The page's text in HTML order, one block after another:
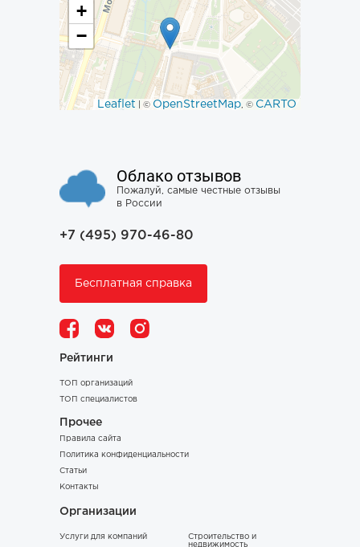
+
−
Leaflet | © OpenStreetMap, © CARTO
Облако отзывов
Пожалуй, самые честные отзывы
в России
+7 (495) 970-46-80
Бесплатная справка
Рейтинги
ТОП организаций
ТОП специалистов
Прочее
Правила сайта
Политика конфиденциальности
Статьи
Контакты
Организации
Услуги для компаний
Строительство и
недвижимость